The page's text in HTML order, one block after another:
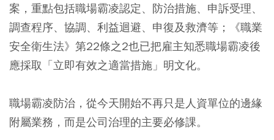
案，重點包括職場霸凌認定、防治措施、申訴受理、
調查程序、協調、利益迴避、申復及救濟等；《職業
安全衛生法》第22條之2也已把雇主知悉職場霸凌後
應採取「立即有效之適當措施」明文化。
職場霸凌防治，從今天開始不再只是人資單位的邊緣
附屬業務，而是公司治理的主要必修課。